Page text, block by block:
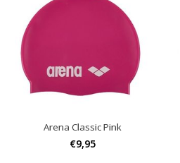
Arena Classic Pink
€9,95